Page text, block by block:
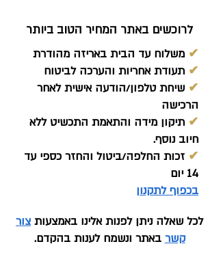
לרוכשים באתר המחיר הטוב ביותר
✔ משלוח עד הבית באריזה מהודרת
✔ תעודת אחריות והערכה לביטוח
✔ שיחת טלפון/הודעה אישית לאחר
הרכישה
✔ תיקון מידה והתאמת התכשיט ללא
חיוב נוסף.
✔ זכות החלפה/ביטול והחזר כספי עד
14 יום
בכפוף לתקנון
לכל שאלה ניתן לפנות אלינו באמצעות צור
קשר באתר ונשמח לענות בהקדם.